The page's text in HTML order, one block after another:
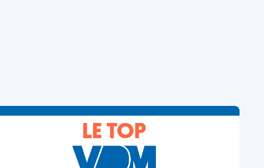
LE TOP